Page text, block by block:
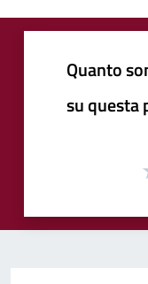
Quanto
su questa